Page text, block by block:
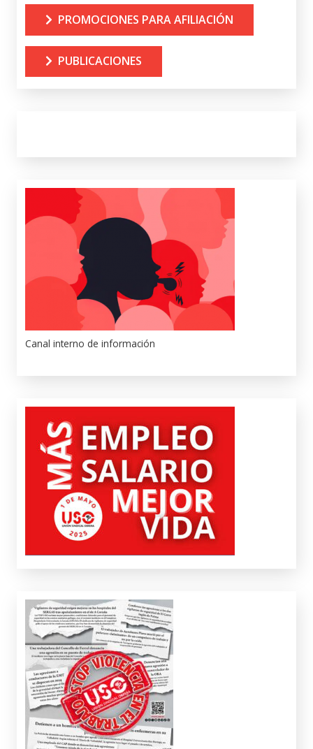
PROMOCIONES PARA AFILIACIÓN
PUBLICACIONES
Canal interno de información